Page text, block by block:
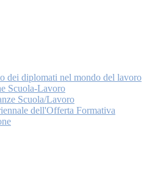
dei diplomati nel mondo del lavoro
Scuola-Lavoro
Scuola/Lavoro
dell'Offerta Formativa